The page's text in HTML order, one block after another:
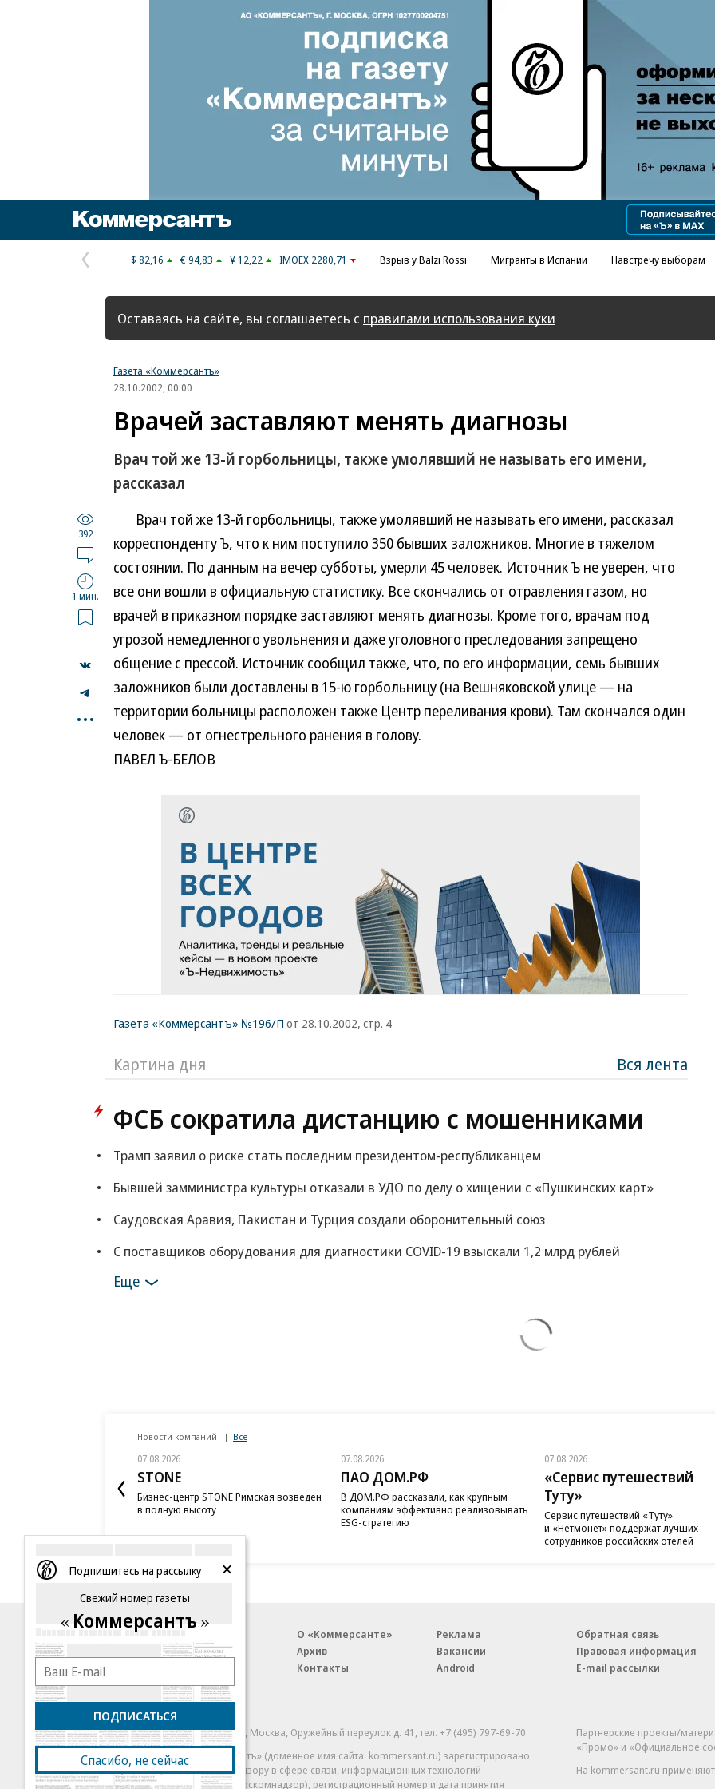
Предыдущая
страница
$ 82,16 € 94,83 ¥ 12,22 IMOEX 2280,71 Взрыв у Balzi Rossi Мигранты в Испании Навстречу выборам
Оставаясь на сайте, вы соглашаетесь с правилами использования куки
Газета «Коммерсантъ»
28.10.2002, 00:00
Врачей заставляют менять диагнозы
Врач той же 13-й горбольницы, также умолявший не называть его имени,
рассказал
392
1 мин.
...
Врач той же 13-й горбольницы, также умолявший не называть его имени, рассказал
корреспонденту Ъ, что к ним поступило 350 бывших заложников. Многие в тяжелом
состоянии. По данным на вечер субботы, умерли 45 человек. Источник Ъ не уверен, что
все они вошли в официальную статистику. Все скончались от отравления газом, но
врачей в приказном порядке заставляют менять диагнозы. Кроме того, врачам под
угрозой немедленного увольнения и даже уголовного преследования запрещено
общение с прессой. Источник сообщил также, что, по его информации, семь бывших
заложников были доставлены в 15-ю горбольницу (на Вешняковской улице — на
территории больницы расположен также Центр переливания крови). Там скончался один
человек — от огнестрельного ранения в голову.
ПАВЕЛ Ъ-БЕЛОВ
Газета «Коммерсантъ» №196/П от 28.10.2002, стр. 4
Картина дня Вся лента
ФСБ сократила дистанцию с мошенниками
Трамп заявил о риске стать последним президентом-республиканцем
Бывшей замминистра культуры отказали в УДО по делу о хищении с «Пушкинских карт»
Саудовская Аравия, Пакистан и Турция создали оборонительный союз
С поставщиков оборудования для диагностики COVID-19 взыскали 1,2 млрд рублей
Еще
Новости компаний Все
07.08.2026
STONE
Бизнес-центр STONE Римская возведен
в полную высоту
07.08.2026
ПАО ДОМ.РФ
В ДОМ.РФ рассказали, как крупным
компаниям эффективно реализовывать
ESG-стратегию
07.08.2026
«Сервис путешествий
Туту»
Сервис путешествий «Туту»
и «Нетмонет» поддержат лучших
сотрудников российских отелей
Благотворительный фонд
О «Коммерсанте»
Архив
Контакты
Реклама
Вакансии
Android
Обратная связь
Правовая информация
E-mail рассылки
© АО «Коммерсантъ». 127006, Москва, Оружейный переулок д. 41,тел. +7 (495) 797-69-70.
Сетевое издание «Коммерсантъ» (доменное имя сайта: kommersant.ru) зарегистрировано
Федеральной службой по надзору в сфере связи, информационных технологий
и массовых коммуникаций (Роскомнадзор), регистрационный номер и дата принятия
Партнерские проекты/
«Промо» и «Официальное
На kommersant.ru
Подпишитесь на рассылку
Свежий номер газеты
Коммерсантъ
ПОДПИСАТЬСЯ
Спасибо, не сейчас